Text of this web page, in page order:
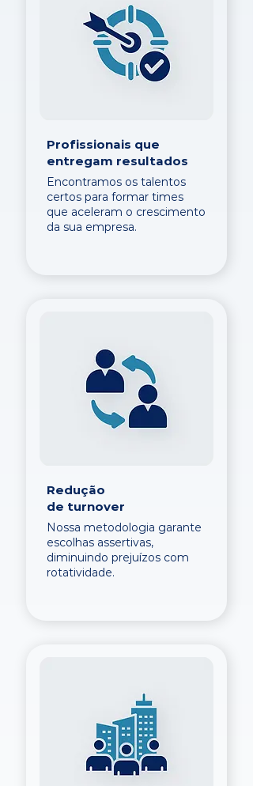
Profissionais que
entregam resultados
Encontramos os talentos
certos para formar times
que aceleram o crescimento
da sua empresa.
Redução
de turnover
Nossa metodologia garante
escolhas assertivas,
diminuindo prejuízos com
rotatividade.